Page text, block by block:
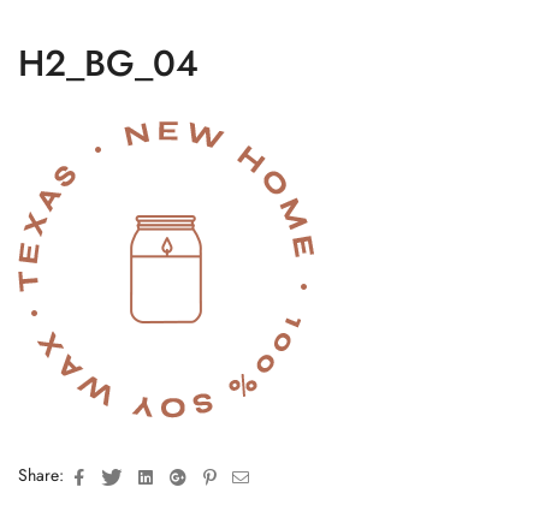
H2_BG_04
Share: FacebookTwitterLinkedinGoogle+Pinterest
Email